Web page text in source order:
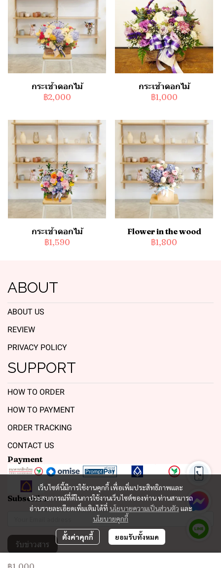
กระเช้าดอกไม้
฿2,000
กระเช้าดอกไม้
฿1,000
กระเช้าดอกไม้
฿1,590
Flower in the wood
฿1,800
เว็บไซต์นี้มีการใช้งานคุกกี้ เพื่อเพิ่มประสิทธิภาพและ
ประสบการณ์ที่ดีในการใช้งานเว็บไซต์ของท่าน ท่านสามารถ
อ่านรายละเอียดเพิ่มเติมได้ที่ นโยบายความเป็นส่วนตัว และ
นโยบายคุกกี้
ตั้งค่าคุกกี้ ยอมรับทั้งหมด
ABOUT
ABOUT US
REVIEW
PRIVACY POLICY
SUPPORT
HOW TO ORDER
HOW TO PAYMENT
ORDER TRACKING
CONTACT US
Payment
Subscribe
รับข่าวสาร